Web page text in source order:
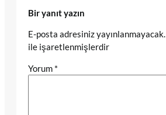
Bir yanıt yazın
E-posta adresiniz yayınlanmayacak.
ile işaretlenmişlerdir
Yorum *